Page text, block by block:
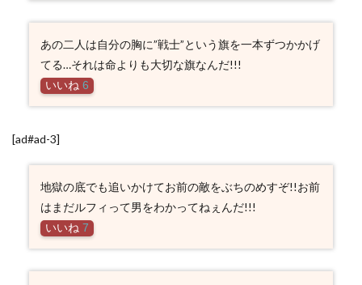
あの二人は自分の胸に”戦士”という旗を一本ずつかかげ
てる…それは命よりも大切な旗なんだ!!!
いいね 6
[ad#ad-3]
地獄の底でも追いかけてお前の敵をぶちのめすぞ!!お前
はまだルフィって男をわかってねぇんだ!!!
いいね 7